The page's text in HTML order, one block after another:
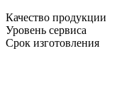
Качество продукции
Уровень сервиса
Срок изготовления